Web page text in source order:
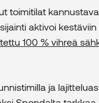
toimitilat
aktivoi
100 % vihreä
ja